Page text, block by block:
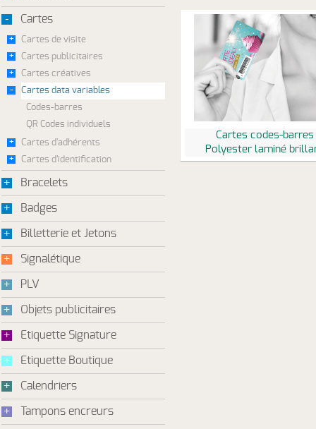
- Cartes
+
Cartes de visite
+
Cartes publicitaires
+
Cartes créatives
-
Cartes data variables
Codes-barres
QR Codes individuels
+
Cartes d'adhérents
+
Cartes d'identification
+ Bracelets
+ Badges
+ Billetterie et Jetons
+ Signalétique
+ PLV
+ Objets publicitaires
+ Etiquette Signature
+ Etiquette Boutique
+ Calendriers
+ Tampons encreurs
Cartes codes-barres
Polyester laminé